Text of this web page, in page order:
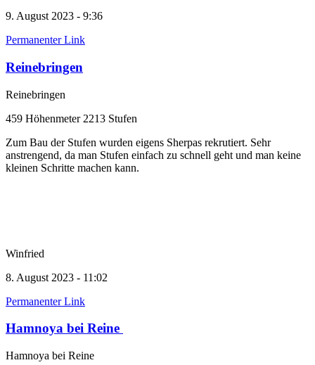
9. August 2023 - 9:36
Permanenter Link
Reinebringen
Reinebringen
459 Höhenmeter 2213 Stufen
Zum Bau der Stufen wurden eigens Sherpas rekrutiert. Sehr
anstrengend, da man Stufen einfach zu schnell geht und man keine
kleinen Schritte machen kann.
Winfried
8. August 2023 - 11:02
Permanenter Link
Hamnoya bei Reine
Hamnoya bei Reine